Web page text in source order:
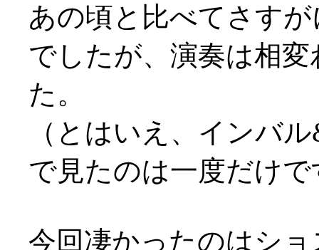
あの頃と比べてさす
でしたが、演奏は相
た。
（とはいえ、インバ
で見たのは一度だけ
今回凄かったのはシ